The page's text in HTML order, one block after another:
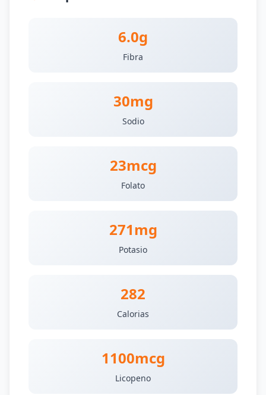
6.0g
Fibra
30mg
Sodio
23mcg
Folato
271mg
Potasio
282
Calorias
1100mcg
Licopeno